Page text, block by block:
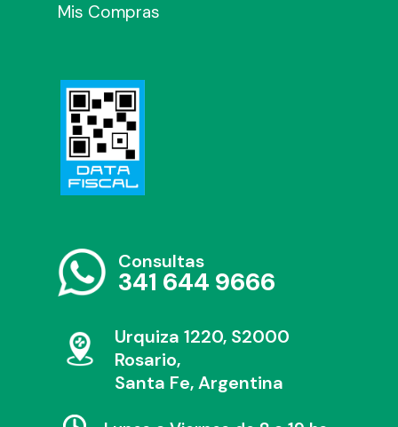
Mis Compras
Consultas
341 644 9666
Urquiza 1220, S2000
Rosario,
Santa Fe, Argentina